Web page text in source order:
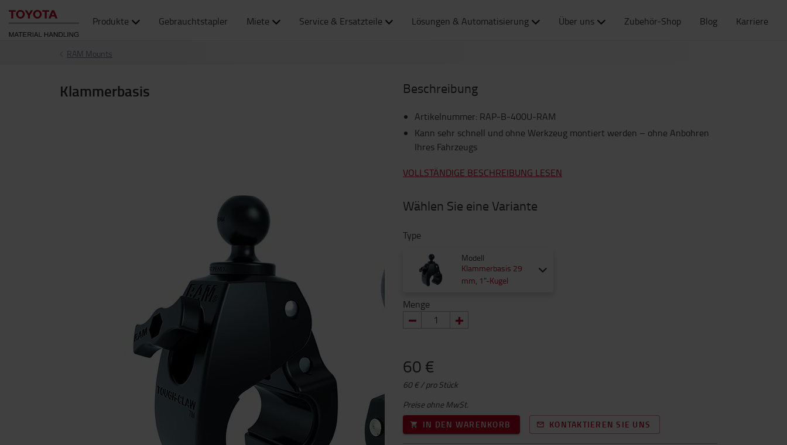
Produkte Gebrauchtstapler Miete Service & Ersatzteile Lösungen & Automatisierung Über uns Zubehör-Shop Blog Karriere
RAM Mounts
Klammerbasis Beschreibung
Artikelnummer: RAP-B-400U-RAM
Kann sehr schnell und ohne Werkzeug montiert werden – ohne Anbohren
Ihres Fahrzeugs
VOLLSTÄNDIGE BESCHREIBUNG LESEN
Wählen Sie eine Variante
Type
Modell
Klammerbasis 29
mm, 1"-Kugel
Menge
60 €
60 € / pro Stück
Preise ohne MwSt.
IN DEN WARENKORB
KONTAKTIEREN SIE UNS